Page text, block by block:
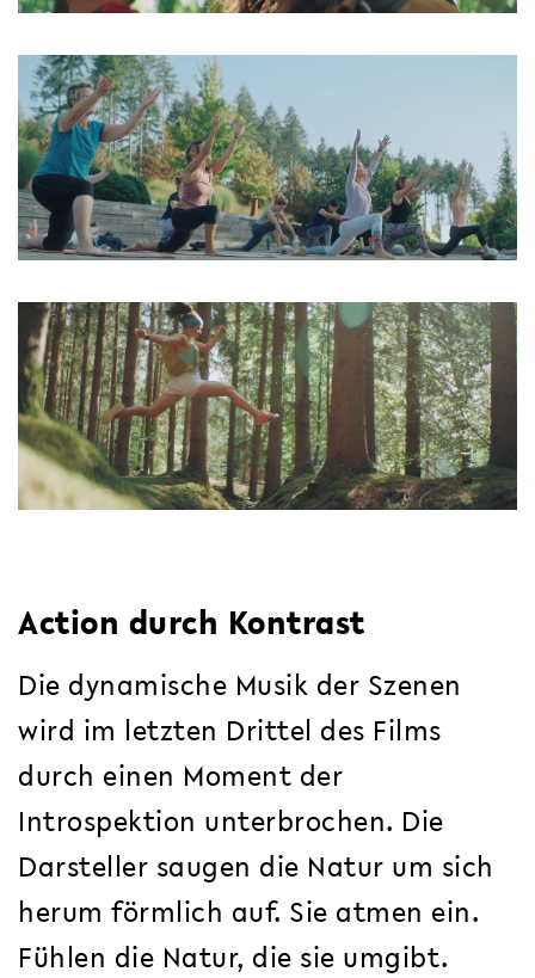
Action durch Kontrast
Die dynamische Musik der Szenen
wird im letzten Drittel des Films
durch einen Moment der
Introspektion unterbrochen. Die
Darsteller saugen die Natur um sich
herum förmlich auf. Sie atmen ein.
Fühlen die Natur, die sie umgibt.